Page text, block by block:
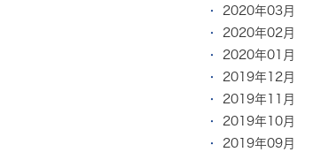
2020年03月
2020年02月
2020年01月
2019年12月
2019年11月
2019年10月
2019年09月